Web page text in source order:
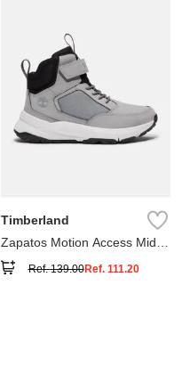
Timberland
Zapatos Motion Access Mid
Ref.139.00Ref. 111.20